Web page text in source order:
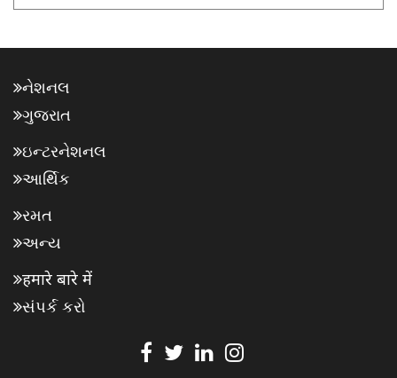
નેશનલ
ગુજરાત
ઇન્ટરનેશનલ
આર્થિક
રમત
અન્ય
हमारे बारे में
સંપર્ક કરો